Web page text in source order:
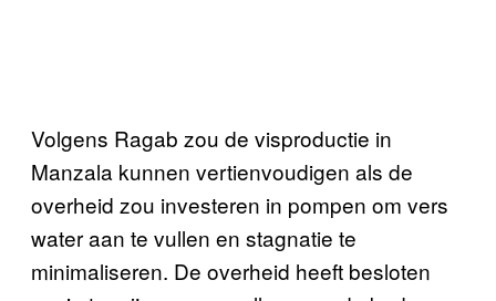
Volgens Ragab zou de visproductie in
Manzala kunnen vertienvoudigen als de
overheid zou investeren in pompen om vers
water aan te vullen en stagnatie te
minimaliseren. De overheid heeft besloten